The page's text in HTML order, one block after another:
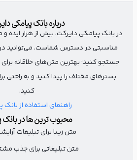
یک پیشنهاد هیجان‌انگیز باید زمان
حس کند قبل از دست رفتن فرصت، باید
متن تبلیغاتی برای آنلاین‌شاپ یک
مشتری این حس را منتقل کنید که اگر اقدام
ارسال رایگان (نام برند) فقط ۲۴ ساعت فعاله!🛵
درباره بانک پیامکی
در بانک پیامکی دایرکت، بیش از هزار ایده
مناسبتی در دسترس شماست. می‌توانید
جستجو کنید؛ بهترین متن‌های خلاقانه برای
بسترهای مختلف را پیدا کنید و به راحتی
کنید.
راهنمای استفاده از بانک
محبوب ترین ها در بانک
متن زیبا برای تبلیغات
متن تبلیغاتی برای جذب